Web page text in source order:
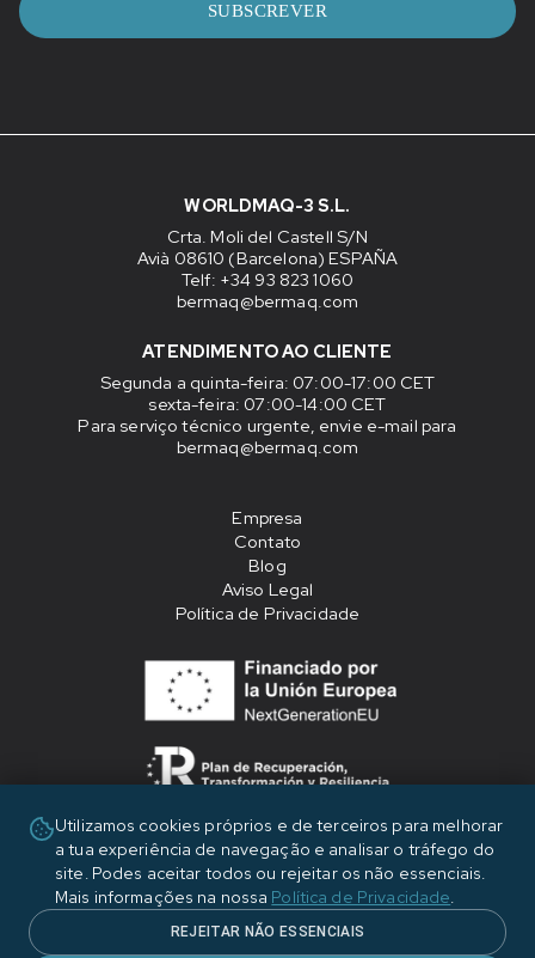
SUBSCREVER
WORLDMAQ-3 S.L.
Crta. Moli del Castell S/N
Avià 08610 (Barcelona) ESPAÑA
Telf: +34 93 823 1060
bermaq@bermaq.com
ATENDIMENTO AO CLIENTE
Segunda a quinta-feira: 07:00-17:00 CET
sexta-feira: 07:00-14:00 CET
Para serviço técnico urgente, envie e-mail para
bermaq@bermaq.com
Empresa
Contato
Blog
Aviso Legal
Política de Privacidade
«Financiado por la Unión Europea - NextGenerationEU»
Utilizamos cookies próprios e de terceiros para melhorar
a tua experiência de navegação e analisar o tráfego do
site. Podes aceitar todos ou rejeitar os não essenciais.
Mais informações na nossa Política de Privacidade.
REJEITAR NÃO ESSENCIAIS